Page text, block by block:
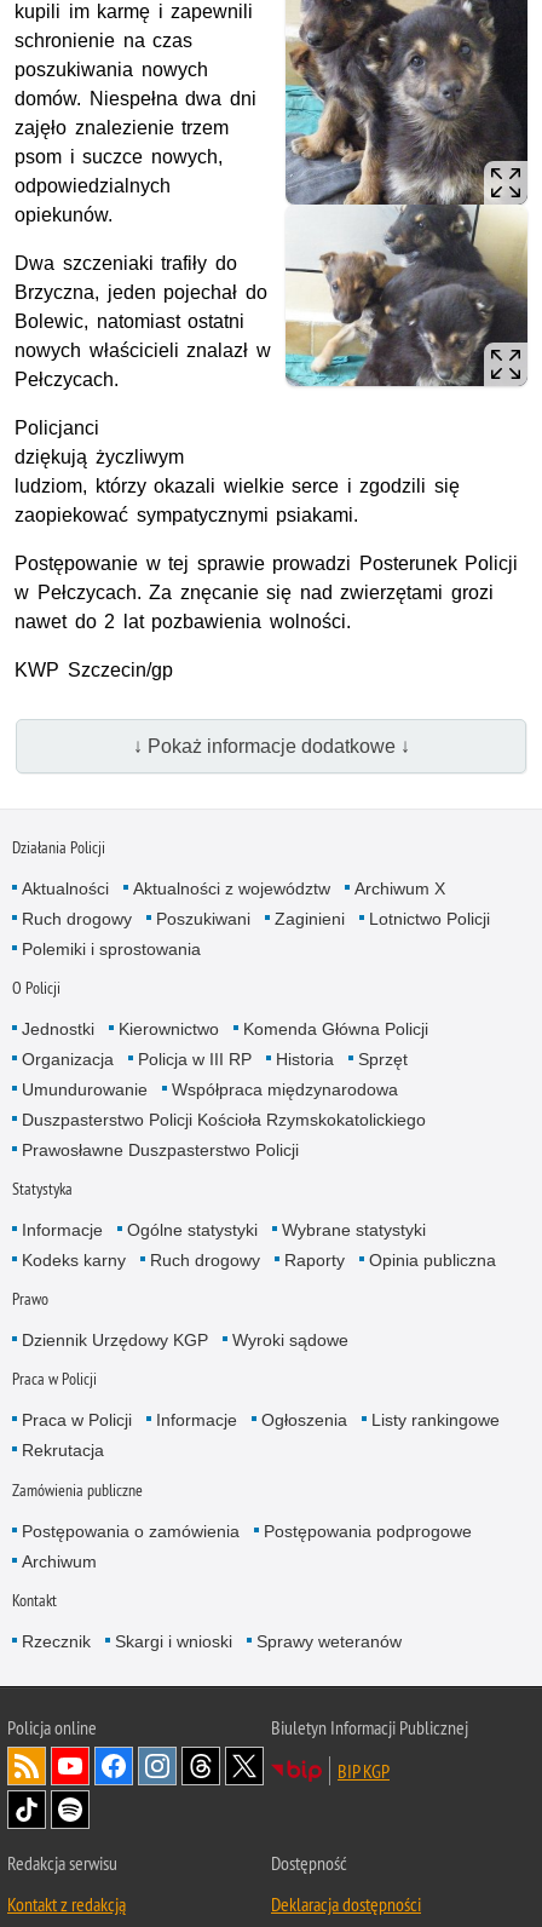
kupili im karmę i zapewnili
schronienie na czas
poszukiwania nowych
domów. Niespełna dwa dni
zajęło znalezienie trzem
psom i suczce nowych,
odpowiedzialnych
opiekunów.
Dwa szczeniaki trafiły do
Brzyczna, jeden pojechał do
Bolewic, natomiast ostatni
nowych właścicieli znalazł w
Pełczycach.
Policjanci
dziękują życzliwym
ludziom, którzy okazali wielkie serce i zgodzili się
zaopiekować sympatycznymi psiakami.
Postępowanie w tej sprawie prowadzi Posterunek Policji
w Pełczycach. Za znęcanie się nad zwierzętami grozi
nawet do 2 lat pozbawienia wolności.
KWP Szczecin/gp
↓ Pokaż informacje dodatkowe ↓
Działania Policji
Aktualności Aktualności z województw
Archiwum X
Ruch drogowy
Poszukiwani Zaginieni
Lotnictwo Policji
Polemiki i sprostowania
O Policji
Jednostki Kierownictwo
Komenda Główna Policji
Organizacja
Policja w III RP Historia
Sprzęt
Umundurowanie
Współpraca międzynarodowa
Duszpasterstwo Policji Kościoła Rzymskokatolickiego
Prawosławne Duszpasterstwo Policji
Statystyka
Informacje Ogólne statystyki
Wybrane statystyki
Kodeks karny
Ruch drogowy Raporty Opinia publiczna
Prawo
Dziennik Urzędowy KGP Wyroki sądowe
Praca w Policji
Praca w Policji Informacje Ogłoszenia
Listy rankingowe
Rekrutacja
Zamówienia publiczne
Postępowania o zamówienia
Postępowania podprogowe
Archiwum
Kontakt
Rzecznik Skargi i wnioski Sprawy weteranów
Policjaonline
Biuletyn Informacji Publicznej
BIP KGP
Redakcja serwisu
Kontakt z redakcją
Dostępność
Deklaracja dostępności